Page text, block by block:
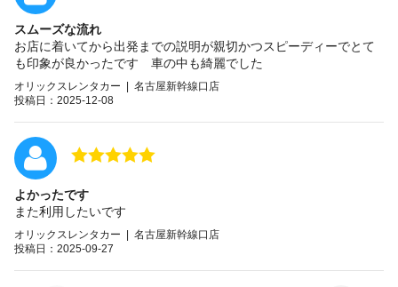
スムーズな流れ
お店に着いてから出発までの説明が親切かつスピーディーでとて
も印象が良かったです 車の中も綺麗でした
オリックスレンタカー | 名古屋新幹線口店
投稿日：2025-12-08
よかったです
また利用したいです
オリックスレンタカー | 名古屋新幹線口店
投稿日：2025-09-27